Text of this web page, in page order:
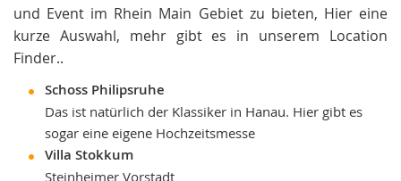
und Event im Rhein Main Gebiet zu bieten, Hier eine
kurze Auswahl, mehr gibt es in unserem Location
Finder..
Schoss Philipsruhe
Das ist natürlich der Klassiker in Hanau. Hier gibt es
sogar eine eigene Hochzeitsmesse
Villa Stokkum
Steinheimer Vorstadt